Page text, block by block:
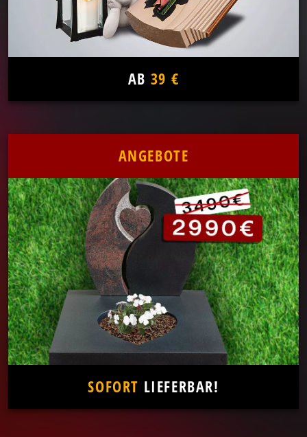
AB 39 €
ANGEBOTE
SOFORT LIEFERBAR!